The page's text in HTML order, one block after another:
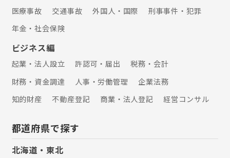
医療事故
交通事故 外国人・国際
刑事事件・犯罪
年金・社会保険
ビジネス編
起業・法人設立 許認可・届出
税務・会計
財務・資金調達
人事・労働管理
企業法務
知的財産
不動産登記 商業・法人登記 経営コンサル
都道府県で探す
北海道・東北